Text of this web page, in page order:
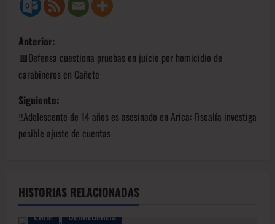
Anterior:
🟥Defensa cuestiona pruebas en juicio por homicidio de
carabineros en Cañete
Siguiente:
‼️Adolescente de 14 años es asesinado en Arica: Fiscalía investiga
posible ajuste de cuentas
HISTORIAS RELACIONADAS
Chile Delincuencia